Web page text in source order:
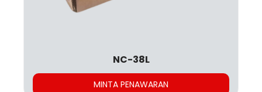
NC-38L
MINTA PENAWARAN